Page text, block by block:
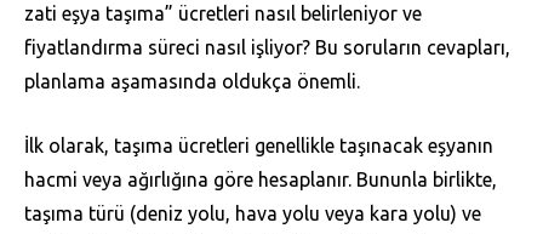
zati eşya taşıma” ücretleri nasıl belirleniyor ve
fiyatlandırma süreci nasıl işliyor? Bu soruların cevapları,
planlama aşamasında oldukça önemli.
İlk olarak, taşıma ücretleri genellikle taşınacak eşyanın
hacmi veya ağırlığına göre hesaplanır. Bununla birlikte,
taşıma türü (deniz yolu, hava yolu veya kara yolu) ve